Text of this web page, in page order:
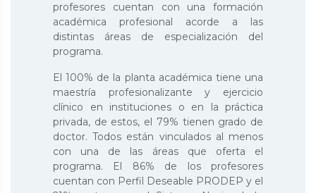
profesores cuentan con una formación
académica profesional acorde a las
distintas áreas de especialización del
programa.
El 100% de la planta académica tiene una
maestría profesionalizante y ejercicio
clínico en instituciones o en la práctica
privada, de estos, el 79% tienen grado de
doctor. Todos están vinculados al menos
con una de las áreas que oferta el
programa. El 86% de los profesores
cuentan con Perfil Deseable PRODEP y el